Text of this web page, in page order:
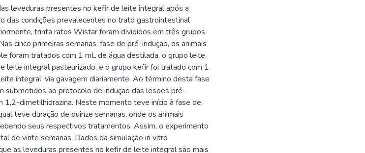
leveduras presentes no kefir de leite integral após a
das condições prevalecentes no trato gastrointestinal
trinta ratos Wistar foram divididos em três grupos
cinco primeiras semanas, fase de pré-indução, os animais
foram tratados com 1 mL de água destilada, o grupo leite
leite integral pasteurizado, e o grupo kefir foi tratado com 1
integral, via gavagem diariamente. Ao término desta fase
submetidos ao protocolo de indução das lesões pré-
1,2-dimetilhidrazina. Neste momento teve início à fase de
teve duração de quinze semanas, onde os animais
seus respectivos tratamentos. Assim, o experimento
de vinte semanas. Dados da simulação in vitro
as leveduras presentes no kefir de leite integral são mais